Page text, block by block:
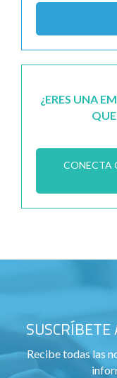
¿ERES UNA
CONECTA
Recibe todas las